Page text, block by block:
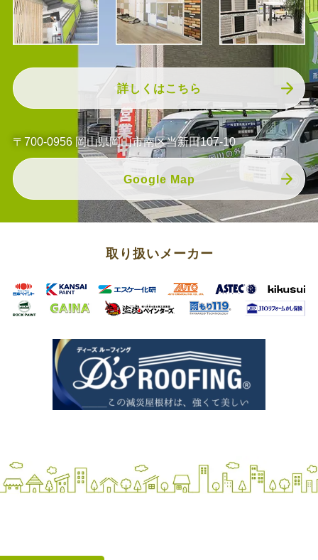
詳しくはこちら
〒700-0956 岡山県岡山市南区当新田107-10
Google Map
取り扱いメーカー